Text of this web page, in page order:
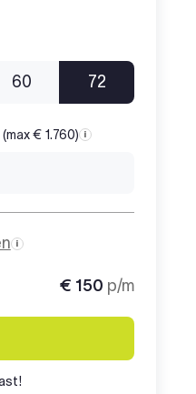
60 72
(max € 1.760) Slottermijn
€ 150 p/m